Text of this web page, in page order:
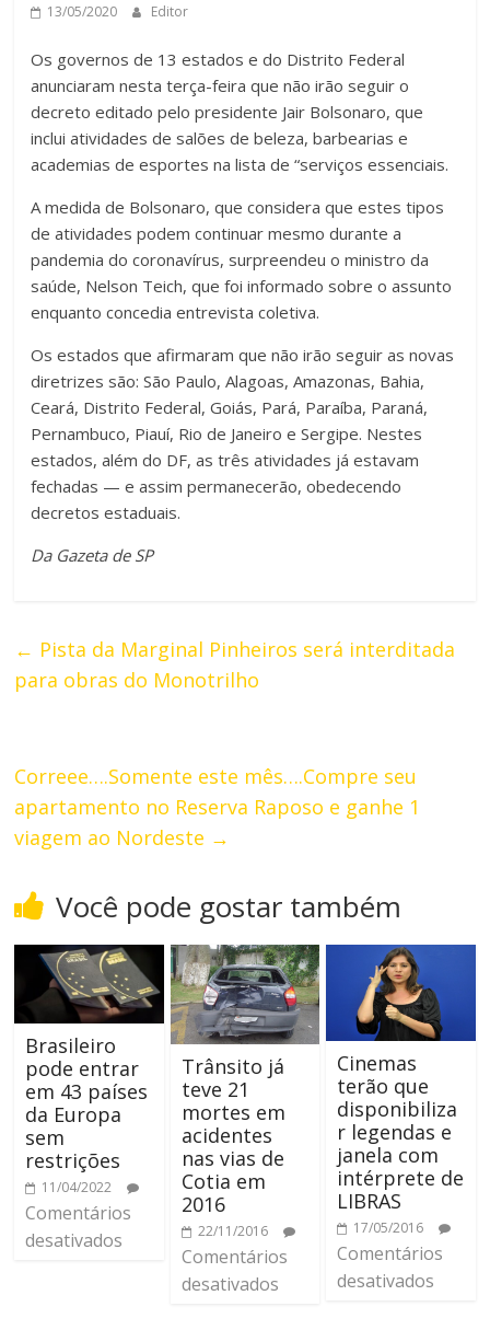
13/05/2020 Editor
Os governos de 13 estados e do Distrito Federal
anunciaram nesta terça-feira que não irão seguir o
decreto editado pelo presidente Jair Bolsonaro, que
inclui atividades de salões de beleza, barbearias e
academias de esportes na lista de “serviços essenciais.
A medida de Bolsonaro, que considera que estes tipos
de atividades podem continuar mesmo durante a
pandemia do coronavírus, surpreendeu o ministro da
saúde, Nelson Teich, que foi informado sobre o assunto
enquanto concedia entrevista coletiva.
Os estados que afirmaram que não irão seguir as novas
diretrizes são: São Paulo, Alagoas, Amazonas, Bahia,
Ceará, Distrito Federal, Goiás, Pará, Paraíba, Paraná,
Pernambuco, Piauí, Rio de Janeiro e Sergipe. Nestes
estados, além do DF, as três atividades já estavam
fechadas — e assim permanecerão, obedecendo
decretos estaduais.
Da Gazeta de SP
← Pista da Marginal Pinheiros será interditada
para obras do Monotrilho
Correee….Somente este mês….Compre seu
apartamento no Reserva Raposo e ganhe 1
viagem ao Nordeste →
Você pode gostar também
Brasileiro
pode entrar
em 43 países
da Europa
sem
restrições
11/04/2022
Comentários
desativados
Trânsito já
teve 21
mortes em
acidentes
nas vias de
Cotia em
2016
22/11/2016
Comentários
desativados
Cinemas
terão que
disponibiliza
r legendas e
janela com
intérprete de
LIBRAS
17/05/2016
Comentários
desativados